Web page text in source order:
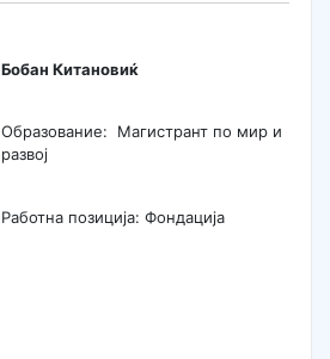
Бобан Китановиќ
Образование: Магистрант по мир и
развој
Работна позиција: Фондација